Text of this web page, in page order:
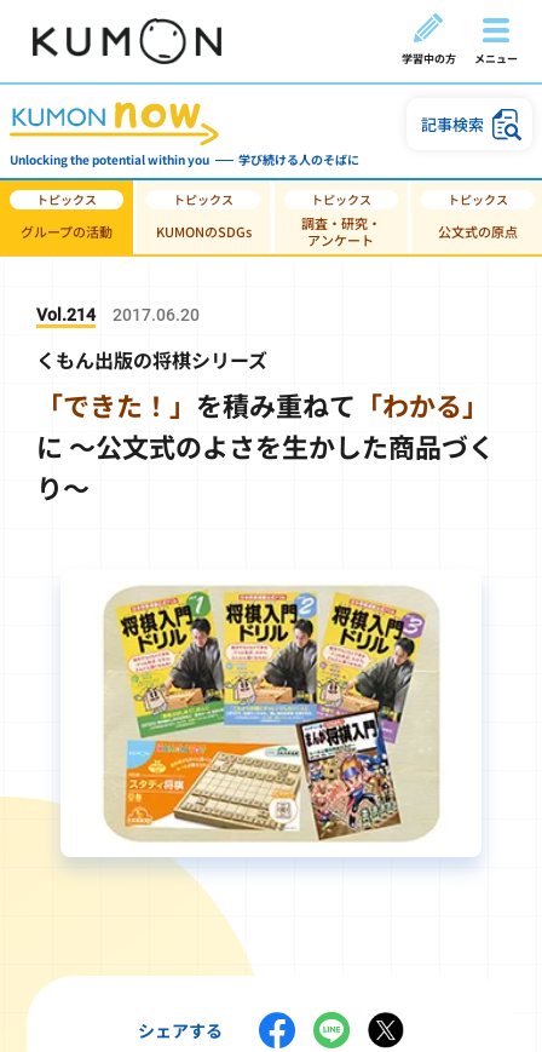
学習中の方 メニュー
Unlocking the potential within you 学び続ける人のそばに
記事検索
グループの活動 KUMONのSDGs
調査・研究・
アンケート
公文式の原点
Vol.214 2017.06.20
くもん出版の将棋シリーズ
「できた！」 を積み重ねて 「わかる」
に ～公文式のよさを生かした商品づく
り～
シェアする